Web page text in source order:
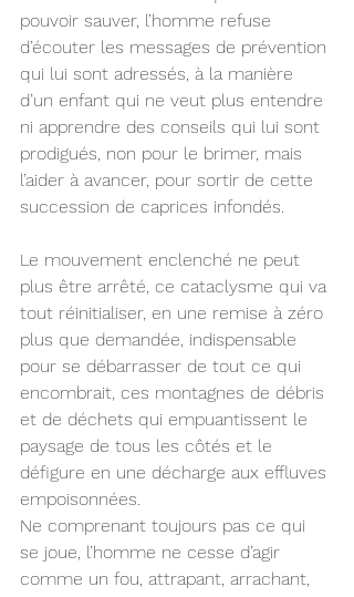
pouvoir sauver, l’homme refuse
d’écouter les messages de prévention
qui lui sont adressés, à la manière
d’un enfant qui ne veut plus entendre
ni apprendre des conseils qui lui sont
prodigués, non pour le brimer, mais
l’aider à avancer, pour sortir de cette
succession de caprices infondés.
Le mouvement enclenché ne peut
plus être arrêté, ce cataclysme qui va
tout réinitialiser, en une remise à zéro
plus que demandée, indispensable
pour se débarrasser de tout ce qui
encombrait, ces montagnes de débris
et de déchets qui empuantissent le
paysage de tous les côtés et le
défigure en une décharge aux effluves
empoisonnées.
Ne comprenant toujours pas ce qui
se joue, l’homme ne cesse d’agir
comme un fou, attrapant, arrachant,